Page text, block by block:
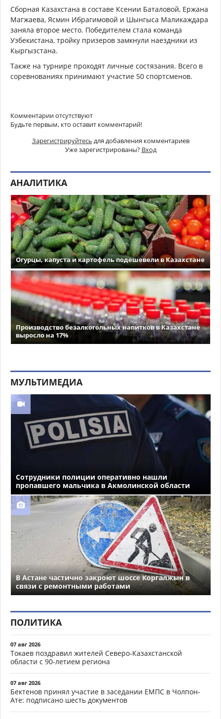
Сборная Казахстана в составе Ксении Баталовой, Ержана
Магжаева, Ясмин Ибрагимовой и Шынгыса Маликаждара
заняла второе место. Победителем стала команда
Узбекистана, тройку призеров замкнули наездники из
Кыргызстана.
Также на турнире проходят личные состязания. Всего в
соревнованиях принимают участие 50 спортсменов.
Комментарии отсутствуют
Будьте первым, кто оставит комментарий!
Зарегистрируйтесь для добавления комментариев
Уже зарегистрированы? Вход
АНАЛИТИКА
Огурцы, капуста и картофель подешевели в Казахстане
Производство безалкогольных напитков в Казахстане
выросло на 17%
МУЛЬТИМЕДИА
Сотрудники полиции оперативно нашли
пропавшего мальчика в Акмолинской области
В Астане частично закроют шоссе Коргалжын в
связи с ремонтными работами
ПОЛИТИКА
07 авг 2026
Токаев поздравил жителей Северо-Казахстанской
области с 90-летием региона
07 авг 2026
Бектенов принял участие в заседании ЕМПС в Чолпон-
Ате: подписано шесть документов